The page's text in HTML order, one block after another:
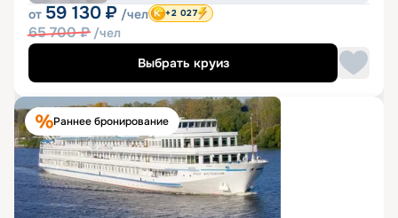
от 59 130 ₽ /чел
65 700₽ /чел
+2 027
Выбрать круиз
Раннее бронирование